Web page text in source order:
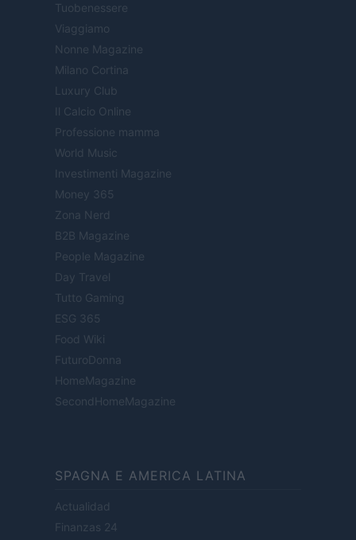
Tuobenessere
Viaggiamo
Nonne Magazine
Milano Cortina
Luxury Club
Il Calcio Online
Professione mamma
World Music
Investimenti Magazine
Money 365
Zona Nerd
B2B Magazine
People Magazine
Day Travel
Tutto Gaming
ESG 365
Food Wiki
FuturoDonna
HomeMagazine
SecondHomeMagazine
SPAGNA E AMERICA LATINA
Actualidad
Finanzas 24